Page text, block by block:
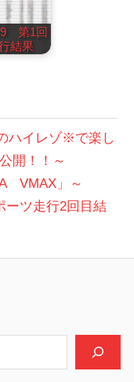
第1回
結果
ハイレゾ※で楽し
開！！～
VMAX」～
ーツ走行2回目結